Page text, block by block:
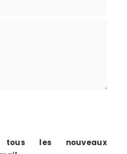
tous les nouveaux